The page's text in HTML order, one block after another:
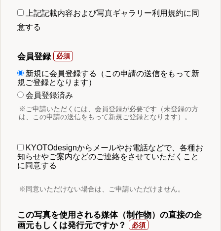
上記記載内容および写真ギャラリー利用規約に同
意する
会員登録
新規に会員登録する（この申請の送信をもって新
規ご登録となります）
会員登録済み
※ご申請いただくには、会員登録が必要です（未登録の方
は、この申請の送信をもって新規ご登録となります）。
KYOTOdesignからメールやお電話などで、各種お
知らせやご案内などのご連絡をさせていただくこと
に同意する
※同意いただけない場合は、ご申請いただけません。
この写真を使用される媒体（制作物）の直接の企
画元もしくは発行元ですか？